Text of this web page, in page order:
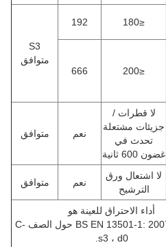
≤180
192
S3
متوافق
≤200
666
لا قطرات /
جزيئات مشتعلة
تحدث في
غضون 600 ثانية
نعم متوافق
لا اشتعال ورق
الترشيح
نعم متوافق
أداء الاحتراق للعينة هو
راضٍ عن BS EN 13501-1: 2007 حول الصف C-
s3 ، d0.